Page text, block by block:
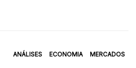
ANÁLISES ECONOMIA MERCADOS